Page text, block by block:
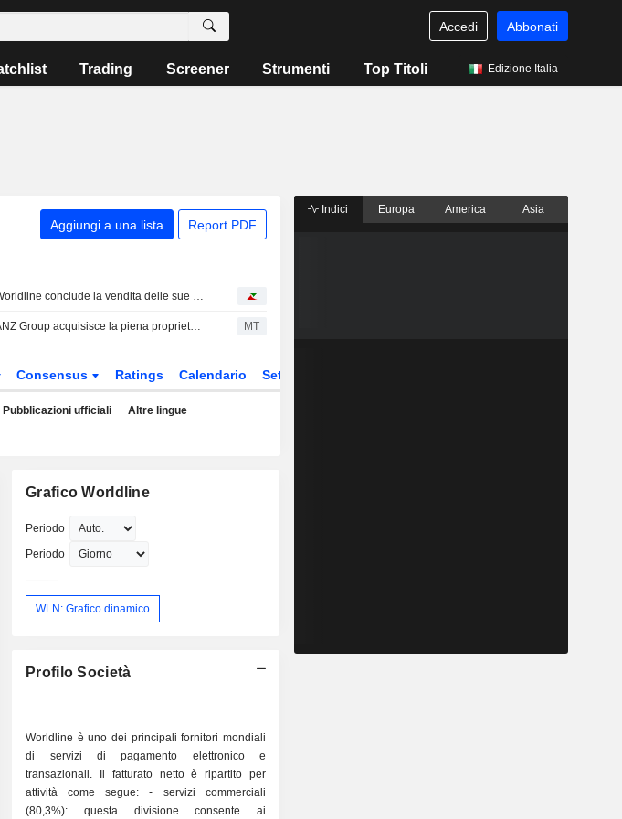
Accedi Abbonati
Trading Screener Strumenti Top Titoli Edizione Italia
Aggiungi a una lista Report PDF
Worldline conclude la vendita delle sue attività di pagamento in India
ANZ Group acquisisce la piena proprietà di Worldline Australia MT
Consensus Ratings Calendario Settore
Pubblicazioni ufficiali Altre lingue
Grafico Worldline
Periodo
Periodo
WLN: Grafico dinamico
Profilo Società
Worldline è uno dei principali fornitori mondiali
di servizi di pagamento elettronico e
transazionali. Il fatturato netto è ripartito per
attività come segue: - servizi commerciali
(80,3%): questa divisione consente ai
Indici Europa America Asia